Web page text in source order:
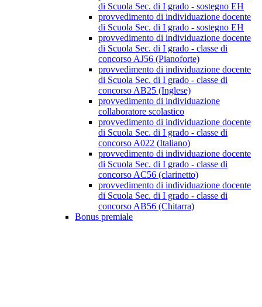
di Scuola Sec. di I grado - sostegno EH
provvedimento di individuazione docente
di Scuola Sec. di I grado - sostegno EH
provvedimento di individuazione docente
di Scuola Sec. di I grado - classe di
concorso AJ56 (Pianoforte)
provvedimento di individuazione docente
di Scuola Sec. di I grado - classe di
concorso AB25 (Inglese)
provvedimento di individuazione
collaboratore scolastico
provvedimento di individuazione docente
di Scuola Sec. di I grado - classe di
concorso A022 (Italiano)
provvedimento di individuazione docente
di Scuola Sec. di I grado - classe di
concorso AC56 (clarinetto)
provvedimento di individuazione docente
di Scuola Sec. di I grado - classe di
concorso AB56 (Chitarra)
Bonus premiale